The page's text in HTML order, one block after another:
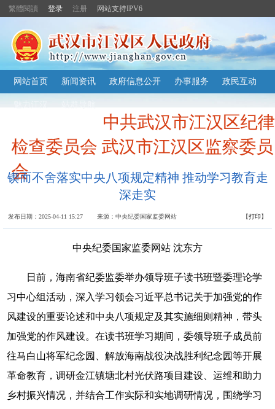
繁體閱讀 登录 注册 网站支持IPV6
网站首页 新闻资讯 政府信息公开 办事服务 政民互动
中共武汉市江汉区纪律
检查委员会 武汉市江汉区监察委员
会
锲而不舍落实中央八项规定精神 推动学习教育走
深走实
发布日期：2025-04-11 15:27 来源：中央纪委国家监委网站 【打印】
中央纪委国家监委网站 沈东方
日前，海南省纪委监委举办领导班子读书班暨委理论学
习中心组活动，深入学习领会习近平总书记关于加强党的作
风建设的重要论述和中央八项规定及其实施细则精神，带头
加强党的作风建设。在读书班学习期间，委领导班子成员前
往马白山将军纪念园、解放海南战役决战胜利纪念园等开展
革命教育，调研金江镇塘北村光伏路项目建设、运维和助力
乡村振兴情况，并结合工作实际和实地调研情况，围绕学习